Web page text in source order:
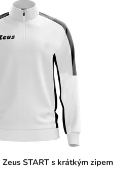
START s krátkým zipem